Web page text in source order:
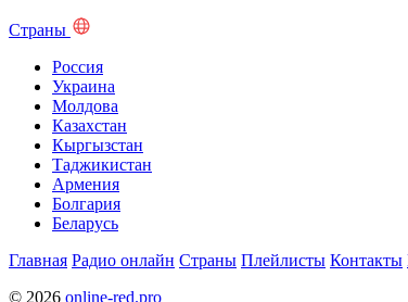
Страны
Россия
Украина
Молдова
Казахстан
Кыргызстан
Таджикистан
Армения
Болгария
Беларусь
Главная Радио онлайн Страны Плейлисты Контакты
© 2026 online-red.pro